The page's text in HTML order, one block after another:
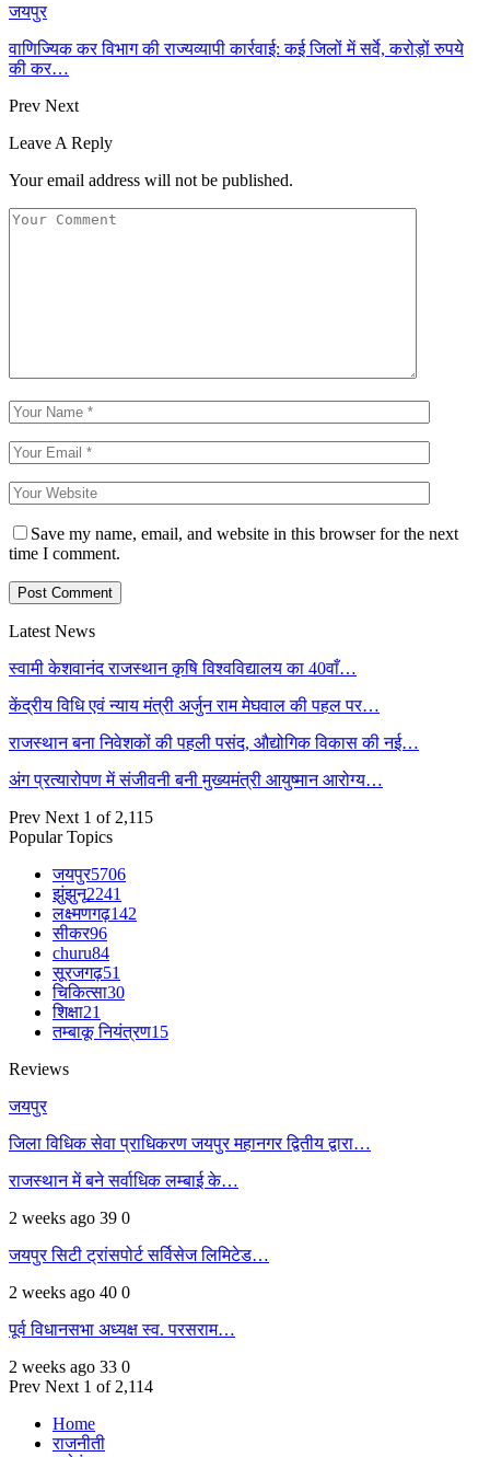
जयपुर
वाणिज्यिक कर विभाग की राज्यव्यापी कार्रवाई: कई जिलों में सर्वे, करोड़ों रुपये
की कर…
Prev Next
Leave A Reply
Your email address will not be published.
Save my name, email, and website in this browser for the next
time I comment.
Latest News
स्वामी केशवानंद राजस्थान कृषि विश्वविद्यालय का 40वाँ…
केंद्रीय विधि एवं न्याय मंत्री अर्जुन राम मेघवाल की पहल पर…
राजस्थान बना निवेशकों की पहली पसंद, औद्योगिक विकास की नई…
अंग प्रत्यारोपण में संजीवनी बनी मुख्यमंत्री आयुष्मान आरोग्य…
Prev Next 1 of 2,115
Popular Topics
जयपुर5706
झुंझुनू2241
लक्ष्मणगढ़142
सीकर96
churu84
सूरजगढ़51
चिकित्सा30
शिक्षा21
तम्बाकू नियंत्रण15
Reviews
जयपुर
जिला विधिक सेवा प्राधिकरण जयपुर महानगर द्वितीय द्वारा…
राजस्थान में बने सर्वाधिक लम्बाई के…
2 weeks ago 39 0
जयपुर सिटी ट्रांसपोर्ट सर्विसेज लिमिटेड…
2 weeks ago 40 0
पूर्व विधानसभा अध्यक्ष स्व. परसराम…
2 weeks ago 33 0
Prev Next 1 of 2,114
Home
राजनीती